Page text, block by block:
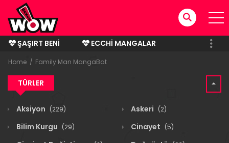
ŞAŞIRT BENI
ECCHI MANGALAR
BITMIŞ MANGALAR
Home Family Man MangaBat
TÜRLER
Aksiyon (229) Askeri (2)
Bilim Kurgu (29) Cinayet (5)